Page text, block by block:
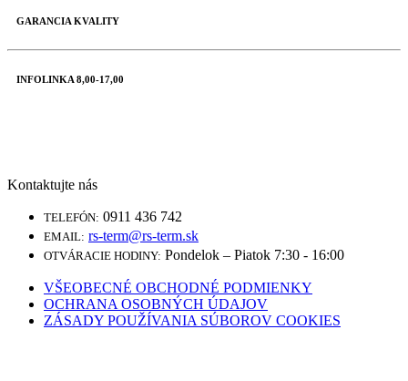
GARANCIA KVALITY
INFOLINKA 8,00-17,00
Kontaktujte nás
TELEFÓN: 0911 436 742
EMAIL: rs-term@rs-term.sk
OTVÁRACIE HODINY: Pondelok – Piatok 7:30 - 16:00
VŠEOBECNÉ OBCHODNÉ PODMIENKY
OCHRANA OSOBNÝCH ÚDAJOV
ZÁSADY POUŽÍVANIA SÚBOROV COOKIES